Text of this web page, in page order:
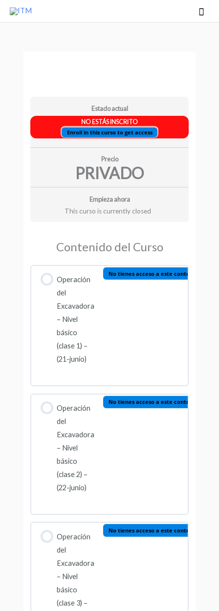
Estado actual
NO ESTÁS INSCRITO
Enroll in this curso to get access
Precio
PRIVADO
Empieza ahora
This curso is currently closed
Contenido del Curso
Operación
del
Excavadora
– Nivel
básico
(clase 1) –
(21-junio)
No tienes acceso a este contenido
Operación
del
Excavadora
– Nivel
básico
(clase 2) –
(22-junio)
No tienes acceso a este contenido
Operación
del
Excavadora
– Nivel
básico
(clase 3) –
No tienes acceso a este contenido